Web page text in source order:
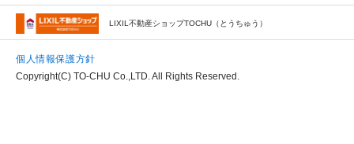
LIXIL不動産ショップTOCHU（とうちゅう）
個人情報保護方針
Copyright(C) TO-CHU Co.,LTD. All Rights Reserved.